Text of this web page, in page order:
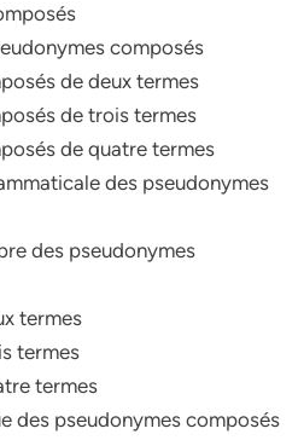
composés
de deux termes
de trois termes
de quatre termes
des pseudonymes
des pseudonymes
termes
termes
termes
des pseudonymes composés